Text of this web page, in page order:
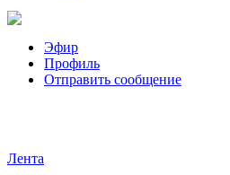
Эфир
Профиль
Отправить сообщение
Лента